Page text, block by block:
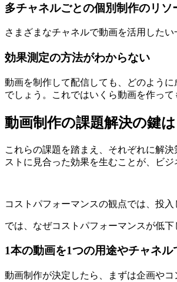
多チャネルごとの個別制作のリソ
さまざまなチャネルで動画を活用した
効果測定の方法がわからない
動画を制作して配信しても、どのよう
でしょう。これではいくら動画を作っ
動画制作の課題解決の鍵
これらの課題を踏まえ、それぞれに解
ストに見合った効果を生むことが、ビ
コストパフォーマンスの観点では、投
では、なぜコストパフォーマンスが低
1本の動画を1つの用途やチャネ
動画制作が決定したら、まずは企画や